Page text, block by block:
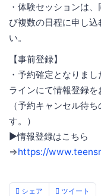
・体験セッションは
び複数の日程に申し
い。
【事前登録】
・予約確定となりま
ラインにて情報登録を
（予約キャンセル待
す。）
▶情報登録はこちら
⇒https://
シェア ツイート